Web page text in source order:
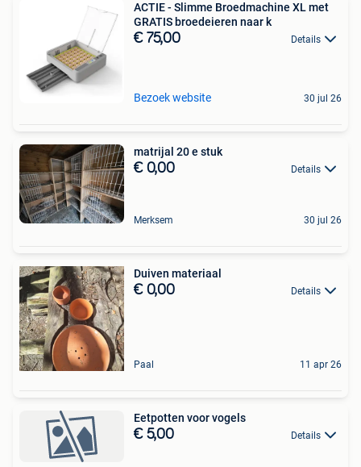
ACTIE - Slimme Broedmachine XL met
GRATIS broedeieren naar k
€ 75,00 Details
Bezoek website 30 jul 26
matrijal 20 e stuk
€ 0,00 Details
Merksem 30 jul 26
Duiven materiaal
€ 0,00 Details
Paal 11 apr 26
Eetpotten voor vogels
€ 5,00 Details